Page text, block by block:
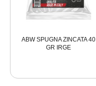
ABW SPUGNA ZINCATA 40
GR IRGE